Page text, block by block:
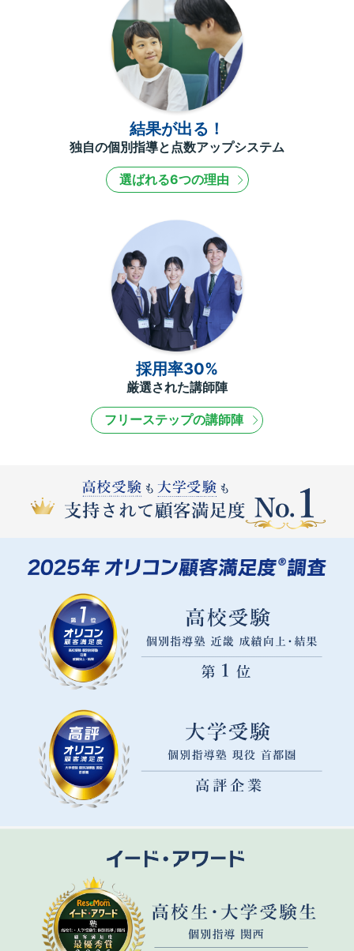
結果が出る！
独自の個別指導と点数アップシステム
選ばれる6つの理由
採用率30%
厳選された講師陣
フリーステップの講師陣